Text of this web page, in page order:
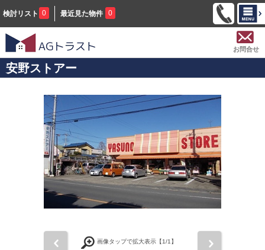
検討リスト 0 最近見た物件 0
お問合せ
安野ストアー
画像タップで拡大表示【1/1】